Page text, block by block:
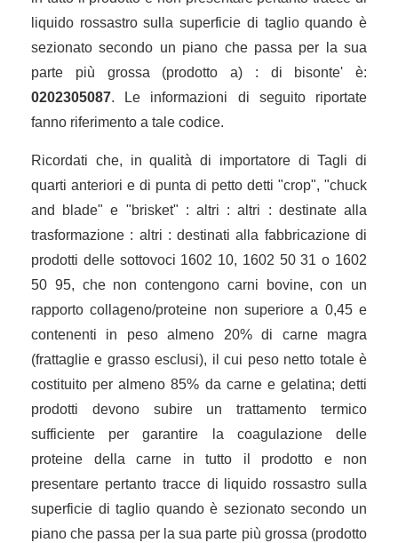
liquido rossastro sulla superficie di taglio quando è
sezionato secondo un piano che passa per la sua
parte più grossa (prodotto a) : di bisonte' è:
0202305087. Le informazioni di seguito riportate
fanno riferimento a tale codice.
Ricordati che, in qualità di importatore di Tagli di
quarti anteriori e di punta di petto detti "crop", "chuck
and blade" e "brisket" : altri : altri : destinate alla
trasformazione : altri : destinati alla fabbricazione di
prodotti delle sottovoci 1602 10, 1602 50 31 o 1602
50 95, che non contengono carni bovine, con un
rapporto collageno/proteine non superiore a 0,45 e
contenenti in peso almeno 20% di carne magra
(frattaglie e grasso esclusi), il cui peso netto totale è
costituito per almeno 85% da carne e gelatina; detti
prodotti devono subire un trattamento termico
sufficiente per garantire la coagulazione delle
proteine della carne in tutto il prodotto e non
presentare pertanto tracce di liquido rossastro sulla
superficie di taglio quando è sezionato secondo un
piano che passa per la sua parte più grossa (prodotto